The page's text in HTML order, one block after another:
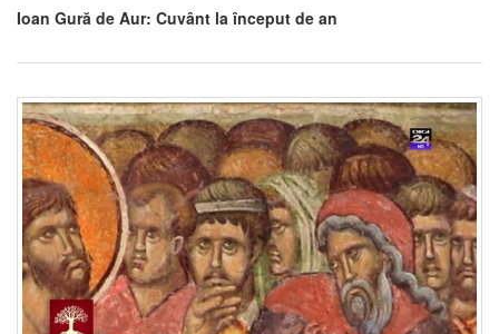
Ioan Gură de Aur: Cuvânt la început de an